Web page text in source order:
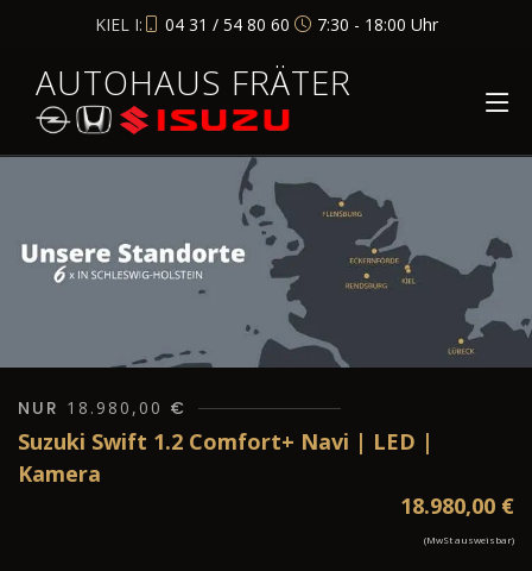
KIEL I: 04 31 / 54 80 60 7:30 - 18:00 Uhr
AUTOHAUS FRÄTER
NUR 18.980,00 €
Suzuki Swift 1.2 Comfort+ Navi | LED |
Kamera
18.980,00 €
(MwSt ausweisbar)